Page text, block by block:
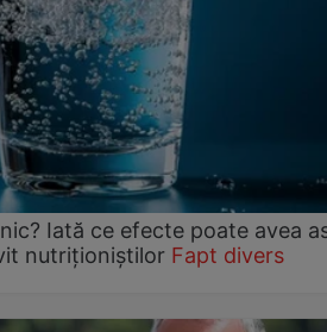
Iată ce efecte poate avea
nutriționiștilor Fapt divers